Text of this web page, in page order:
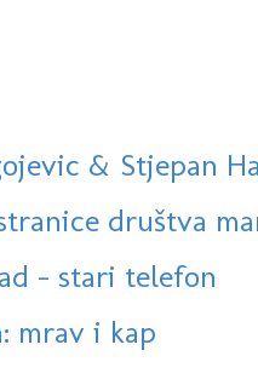
& Stjepan
društva
- stari telefon
mrav i kap